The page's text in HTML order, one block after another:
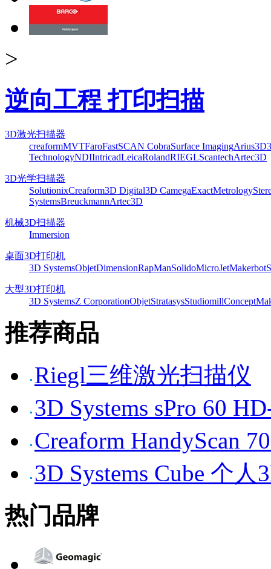
>
逆向工程 打印扫描
3D激光扫描器
creaformMVTFaroFastSCAN CobraSurface ImagingArius3D
TechnologyNDIIntricadLeicaRolandRIEGLScantechArtec3D
3D光学扫描器
SolutionixCreaform3D Digital3D CamegaExactMetrology
SystemsBreuckmannArtec3D
机械3D扫描器
Immersion
桌面3D打印机
3D SystemsObjetDimensionRapManSolidoMicroJetMakerbot
大型3D打印机
3D SystemsZ CorporationObjetStratasysStudiomillConcept
推荐商品
Riegl三维激光扫描仪
3D Systems sPro 60
Creaform HandyScan
3D Systems Cube 个人
热门品牌